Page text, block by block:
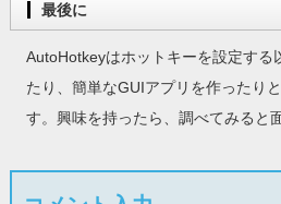
最後に
AutoHotkeyはホットキーを設定する
たり、簡単なGUIアプリを作ったり
す。興味を持ったら、調べてみると